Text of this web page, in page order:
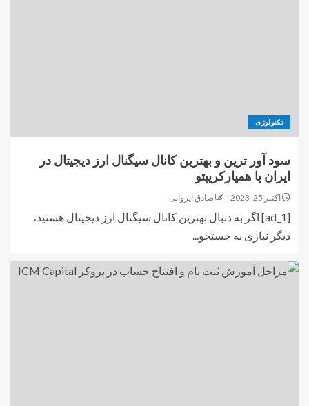
تکنولوژی
سود آور ترین و بهترین کانال سیگنال ارز دیجیتال در
ایران با همیارکریپتو
اکتبر 25, 2023 صادق ایروانی
[ad_1] اگر به دنبال بهترین کانال سیگنال ارز دیجیتال هستید،
دیگر نیازی به جستجو...